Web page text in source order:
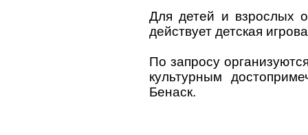
Для детей и взрослых
действует детская
По запросу
культурным
Бенаск.